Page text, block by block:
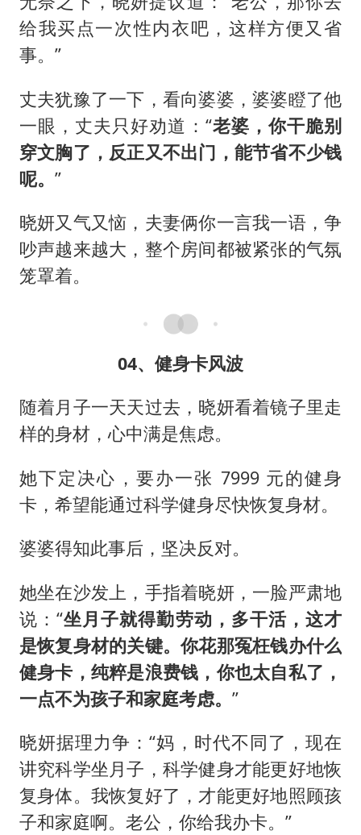
给我买点一次性内衣吧，这样方便又省
事。”
丈夫犹豫了一下，看向婆婆，婆婆瞪了他
一眼，丈夫只好劝道：“老婆，你干脆别
穿文胸了，反正又不出门，能节省不少钱
呢。 ”
晓妍又气又恼，夫妻俩你一言我一语，争
吵声越来越大，整个房间都被紧张的气氛
笼罩着。
04、健身卡风波
随着月子一天天过去，晓妍看着镜子里走
样的身材，心中满是焦虑。
她下定决心，要办一张 7999 元的健身
卡，希望能通过科学健身尽快恢复身材。
婆婆得知此事后，坚决反对。
她坐在沙发上，手指着晓妍，一脸严肃地
说：“坐月子就得勤劳动，多干活，这才
是恢复身材的关键。你花那冤枉钱办什么
健身卡，纯粹是浪费钱，你也太自私了，
一点不为孩子和家庭考虑。 ”
晓妍据理力争：“妈，时代不同了，现在
讲究科学坐月子，科学健身才能更好地恢
复身体。我恢复好了，才能更好地照顾孩
子和家庭啊。老公，你给我办卡。”